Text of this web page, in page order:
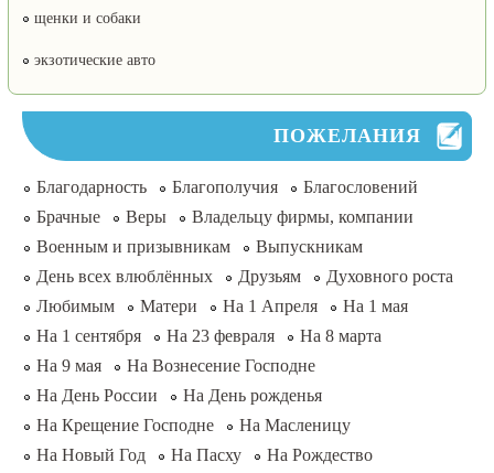
щенки и собаки
экзотические авто
ПОЖЕЛАНИЯ
Благодарность Благополучия
Благословений
Брачные
Веры
Владельцу фирмы, компании
Военным и призывникам
Выпускникам
День всех влюблённых
Друзьям
Духовного роста
Любимым
Матери На 1 Апреля
На 1 мая
На 1 сентября
На 23 февраля
На 8 марта
На 9 мая
На Вознесение Господне
На День России
На День рожденья
На Крещение Господне
На Масленицу
На Новый Год
На Пасху
На Рождество